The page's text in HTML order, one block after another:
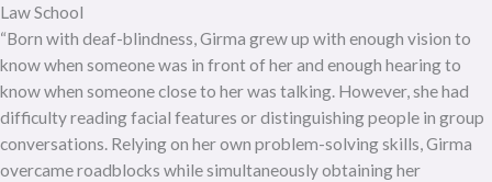
Law School
“Born with deaf-blindness, Girma grew up with enough vision to
know when someone was in front of her and enough hearing to
know when someone close to her was talking. However, she had
difficulty reading facial features or distinguishing people in group
conversations. Relying on her own problem-solving skills, Girma
overcame roadblocks while simultaneously obtaining her